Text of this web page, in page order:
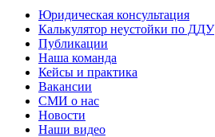
Юридическая консультация
Калькулятор неустойки по ДДУ
Публикации
Наша команда
Кейсы и практика
Вакансии
СМИ о нас
Новости
Наши видео